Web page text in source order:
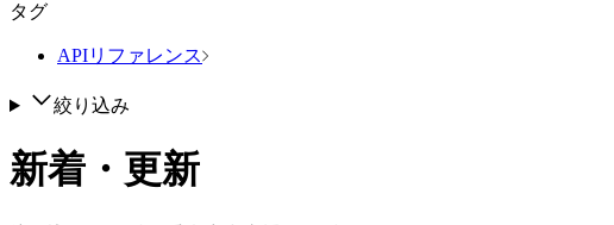
タグ
APIリファレンス
絞り込み
新着・更新